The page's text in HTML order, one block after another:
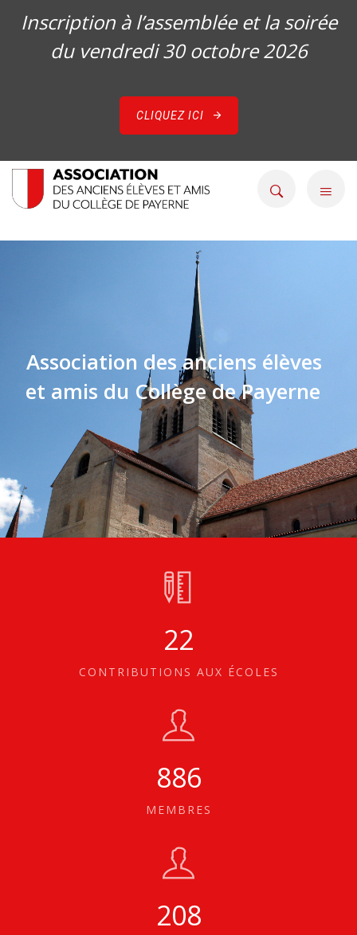
Inscription à l’assemblée et la soirée
du vendredi 30 octobre 2026
CLIQUEZ ICI
Association des anciens élèves
et amis du CollègedePayerne
22
CONTRIBUTIONS AUX ÉCOLES
886
MEMBRES
208